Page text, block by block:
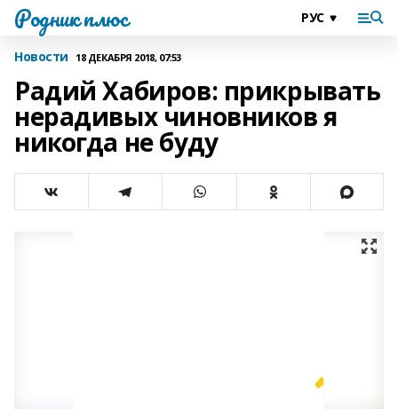
Родник плюс
Новости 18 ДЕКАБРЯ 2018, 07:53
Радий Хабиров: прикрывать
нерадивых чиновников я
никогда не буду